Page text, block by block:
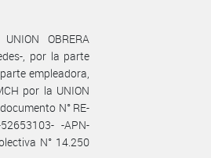
OBRERA
, por la parte
empleadora,
por la UNION
N° RE-
-APN-
N° 14.250